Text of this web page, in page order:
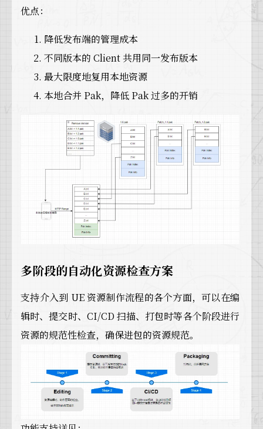
优点：
降低发布端的管理成本
不同版本的 Client 共用同一发布版本
最大限度地复用本地资源
本地合并 Pak，降低 Pak 过多的开销
多阶段的自动化资源检查方案
支持介入到 UE 资源制作流程的各个方面，可以在编
辑时、提交时、CI/CD 扫描、打包时等各个阶段进行
资源的规范性检查，确保进包的资源规范。